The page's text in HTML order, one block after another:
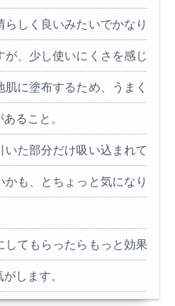
しく良いみたいでかなり
、少し使いにくさを感じ
に塗布するため、うまく
ること。
た部分だけ吸い込まれて
も、とちょっと気になり
てもらったらもっと効果
します。